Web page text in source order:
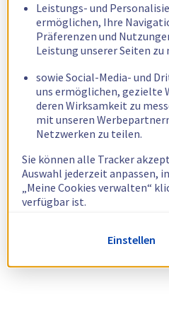
Leistungs- und
ermöglichen, Ihre
Präferenzen und
Leistung unserer Seiten zu
sowie Social-Media- und
uns ermöglichen, gezielte
deren Wirksamkeit zu
mit unseren
Netzwerken zu teilen.
Sie können alle Tracker
Auswahl jederzeit anpassen,
„Meine Cookies verwalten“
verfügbar ist.
Weitere Informationen
zur Verwendung von Cookies.
Einstellen